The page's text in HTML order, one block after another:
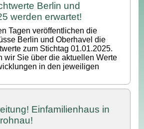
Berlin und
werden erwartet!
Tagen veröffentlichen die
Berlin und Oberhavel die
zum Stichtag 01.01.2025.
wir Sie über die aktuellen Werte
in den jeweiligen
Einfamilienhaus in